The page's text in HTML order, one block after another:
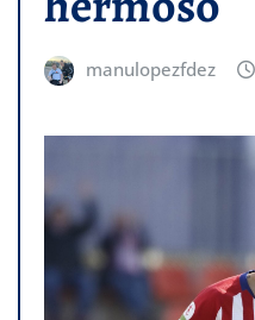
manulopezfdez